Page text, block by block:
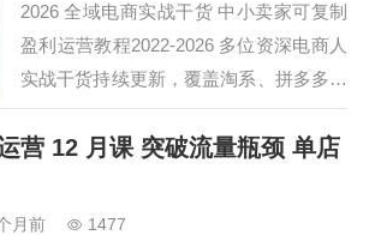
教学摄影器材选…
2026 全域电商实战干货 中小卖家可复制
盈利运营教程2022-2026 多位资深电商人
实战干货持续更新，覆盖淘系、拼多多、
抖音、小红书、跨境等全域平台，从新手
起店、选品测款、爆款打造、流量获取、
规，零基础可学、小卖家可落地，拒绝空
营 12 月课 突破流量瓶颈 单店
月前 1477